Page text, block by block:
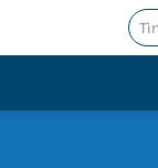
Tìm
kiếm: